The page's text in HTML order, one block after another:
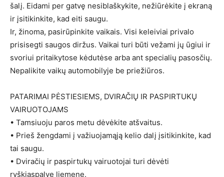
šalį. Eidami per gatvę nesiblaškykite, nežiūrėkite į ekraną
ir įsitikinkite, kad eiti saugu.
Ir, žinoma, pasirūpinkite vaikais. Visi keleiviai privalo
prisisegti saugos diržus. Vaikai turi būti vežami jų ūgiui ir
svoriui pritaikytose kėdutėse arba ant specialių pasosčių.
Nepalikite vaikų automobilyje be priežiūros.
PATARIMAI PĖSTIESIEMS, DVIRAČIŲ IR PASPIRTUKŲ
VAIRUOTOJAMS
• Tamsiuoju paros metu dėvėkite atšvaitus.
• Prieš žengdami į važiuojamąją kelio dalį įsitikinkite, kad
tai saugu.
• Dviračių ir paspirtukų vairuotojai turi dėvėti
ryškiaspalvę liemenę.